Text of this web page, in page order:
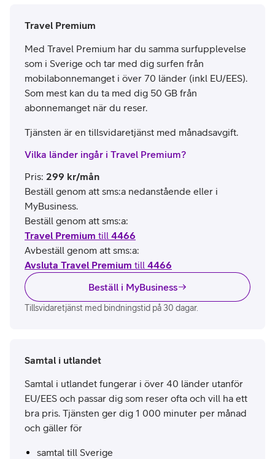
Travel Premium
Med Travel Premium har du samma surfupplevelse
som i Sverige och tar med dig surfen från
mobilabonnemanget i över 70 länder (inkl EU/EES).
Som mest kan du ta med dig 50 GB från
abonnemanget när du reser.
Tjänsten är en tillsvidaretjänst med månadsavgift.
Vilka länder ingår i Travel Premium?
Pris: 299 kr/mån
Beställ genom att sms:a nedanstående eller i
MyBusiness.
Beställ genom att sms:a:
Travel Premium till 4466
Avbeställ genom att sms:a:
Avsluta Travel Premium till 4466
Beställ i MyBusiness
Tillsvidaretjänst med bindningstid på 30 dagar.
Samtal i utlandet
Samtal i utlandet fungerar i över 40 länder utanför
EU/EES och passar dig som reser ofta och vill ha ett
bra pris. Tjänsten ger dig 1 000 minuter per månad
och gäller för
samtal till Sverige